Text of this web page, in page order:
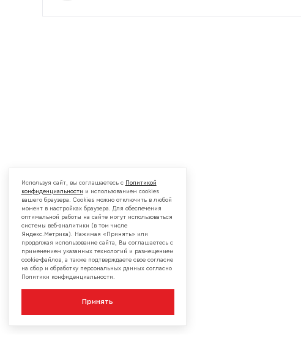
Используя сайт, вы соглашаетесь с Политикой
конфиденциальности и использованием cookies
вашего браузера. Cookies можно отключить в любой
момент в настройках браузера. Для обеспечения
оптимальной работы на сайте могут использоваться
системы веб-аналитики (в том числе
Яндекс.Метрика). Нажимая «Принять» или
продолжая использование сайта, Вы соглашаетесь с
применением указанных технологий и размещением
cookie-файлов, а также подтверждаете свое согласие
на сбор и обработку персональных данных согласно
Политики конфиденциальности.
Принять